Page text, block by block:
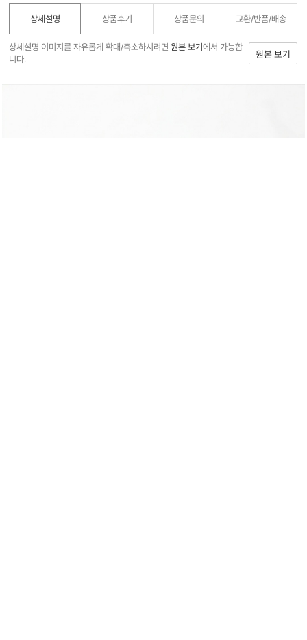
상세설명 상품후기 상품문의 교환/반품/배송
상세설명 이미지를 자유롭게 확대/축소하시려면원본 보기에서 가능합
니다.
원본 보기